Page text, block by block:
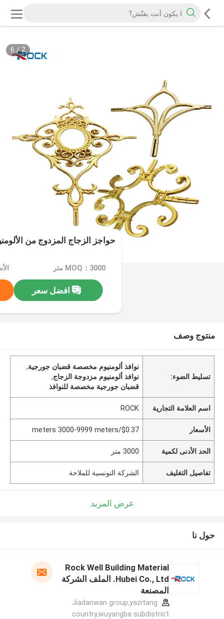
2
/
6
حواجز الزجاج المزدوج من
MOQ：3000 متر
افضل سعر
منتوج وصف
تسليط الضوء:
نوافذ ألومنيوم مخصصة قضبان جورجية,
نوافذ ألومنيوم مزدوجة الزجاج,
قضبان جورجية مخصصة للنوافذ
اسم العلامة التجارية ROCK
الأسعار $0.37/meters 3000-9999 meters
الحد الأدنى لكمية 3000 متر
تفاصيل التغليف الشركة التونسية للملاحة
عرض المزيد
حول نا
Rock Well Building Material
Hubei Co., Ltd. الملف الشركة
المصنعة
Jiadanwan group,yazitang
country,wuyangba subdistrict